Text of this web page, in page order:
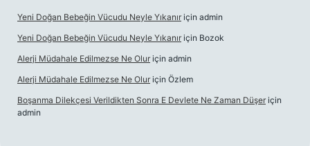
Yeni Doğan Bebeğin Vücudu Neyle Yıkanır için admin
Yeni Doğan Bebeğin Vücudu Neyle Yıkanır için Bozok
Alerji Müdahale Edilmezse Ne Olur için admin
Alerji Müdahale Edilmezse Ne Olur için Özlem
Boşanma Dilekçesi Verildikten Sonra E Devlete Ne Zaman Düşer için
admin